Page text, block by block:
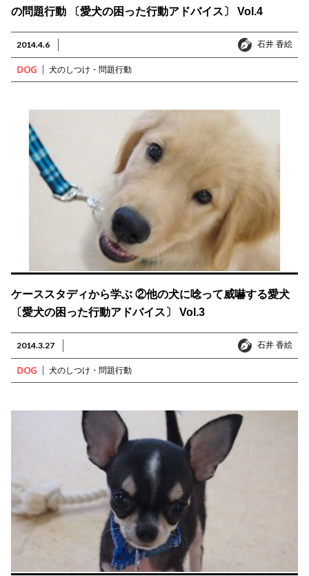
の問題行動 〔愛犬の困った行動アドバイス〕 Vol.4
2014.4.6 石井 香絵
石井 香絵
DOG 犬のしつけ・問題行動
ケーススタディから学ぶ ②他の犬に唸って威嚇する愛犬
〔愛犬の困った行動アドバイス〕 Vol.3
2014.3.27 石井 香絵
石井 香絵
DOG 犬のしつけ・問題行動